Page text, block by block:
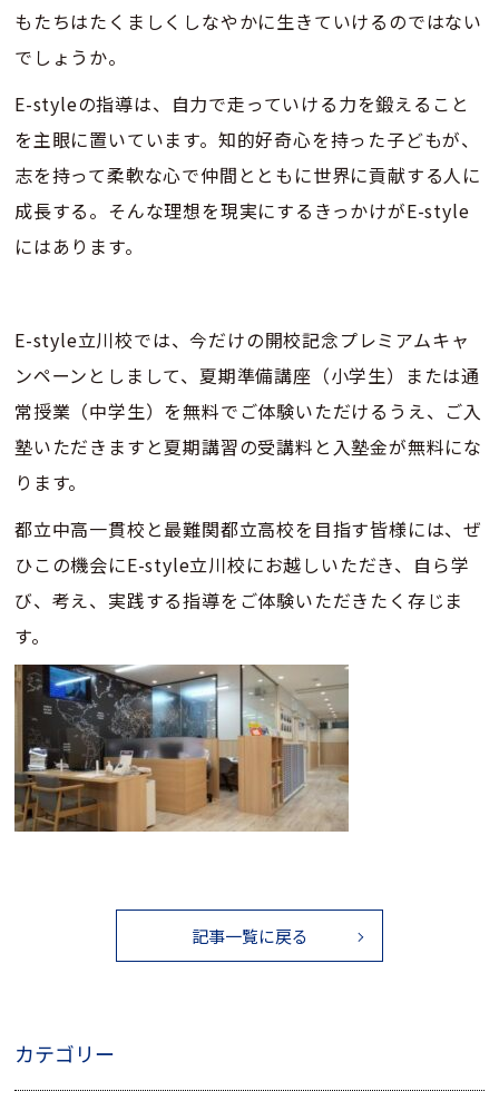
もたちはたくましくしなやかに生きていけるのではない
でしょうか。
E-styleの指導は、自力で走っていける力を鍛えること
を主眼に置いています。知的好奇心を持った子どもが、
志を持って柔軟な心で仲間とともに世界に貢献する人に
成長する。そんな理想を現実にするきっかけがE-style
にはあります。
E-style立川校では、今だけの開校記念プレミアムキャ
ンペーンとしまして、夏期準備講座（小学生）または通
常授業（中学生）を無料でご体験いただけるうえ、ご入
塾いただきますと夏期講習の受講料と入塾金が無料にな
ります。
都立中高一貫校と最難関都立高校を目指す皆様には、ぜ
ひこの機会にE-style立川校にお越しいただき、自ら学
び、考え、実践する指導をご体験いただきたく存じま
す。
記事一覧に戻る
カテゴリー